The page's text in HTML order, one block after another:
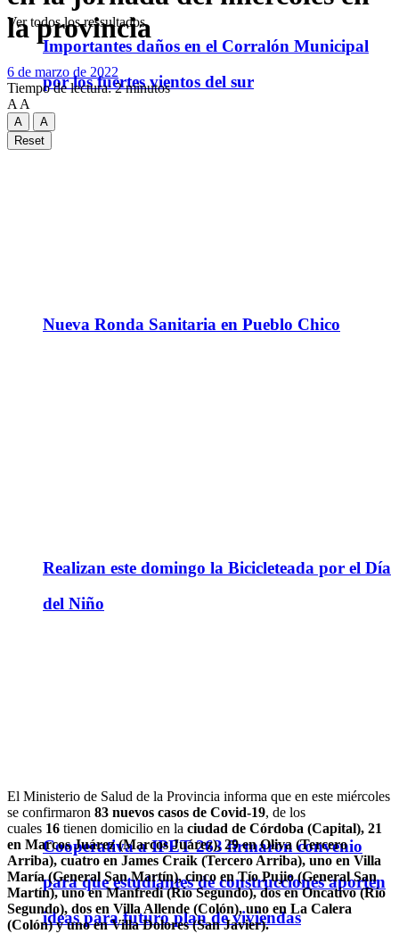
Importantes daños en el Corralón Municipal
por los fuertes vientos del sur
Nueva Ronda Sanitaria en Pueblo Chico
Realizan este domingo la Bicicleteada por el Día
del Niño
Cooperativa a IPET 263 firmaron convenio
para que estudiantes de construcciones aporten
ideas para futuro plan de viviendas
Ver todos los ressultados
la provincia
6 de marzo de 2022
Tiempo de lectura: 2 minutos
A A
A
A
Reset
El Ministerio de Salud de la Provincia informa que en este miércoles
se confirmaron 83 nuevos casos de Covid-19, de los
cuales 16 tienen domicilio en la ciudad de Córdoba (Capital), 21
en Marcos Juárez (Marcos Juárez), 29 en Oliva (Tercero
Arriba), cuatro en James Craik (Tercero Arriba), uno en Villa
María (General San Martín), cinco en Tío Pujio (General San
Martín), uno en Manfredi (Río Segundo), dos en Oncativo (Río
Segundo), dos en Villa Allende (Colón), uno en La Calera
(Colón) y uno en Villa Dolores (San Javier).